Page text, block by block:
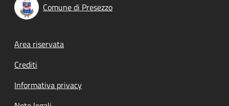
Comune di Presezzo
Footer menu
Area riservata
Crediti
Informativa privacy